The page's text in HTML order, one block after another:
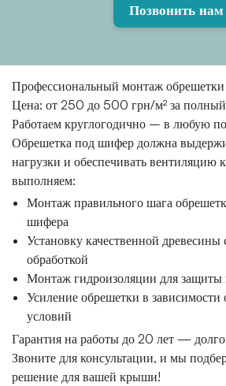
Позвонить нам
Профессиональный монтаж
Цена: от 250 до 500 грн/м² за полный
Работаем круглогодично – в любую
Обрешетка под шифер должна
нагрузки и обеспечивать
выполняем:
Монтаж правильного шага
шифера
Установку качественной древесины
обработкой
Монтаж гидроизоляции для защиты
Усиление обрешетки в зависимости
условий
Гарантия на работы до 20 лет —
Звоните для консультации, и мы
решение для вашей крыши!